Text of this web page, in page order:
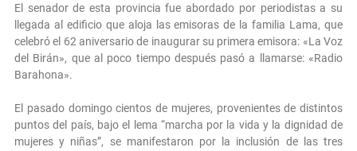
El senador de esta provincia fue abordado por periodistas a su
llegada al edificio que aloja las emisoras de la familia Lama, que
celebró el 62 aniversario de inaugurar su primera emisora: «La Voz
del Birán», que al poco tiempo después pasó a llamarse: «Radio
Barahona».
El pasado domingo cientos de mujeres, provenientes de distintos
puntos del país, bajo el lema “marcha por la vida y la dignidad de
mujeres y niñas”, se manifestaron por la inclusión de las tres